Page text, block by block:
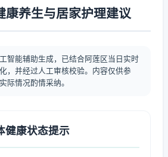
康养生与居家护理建议
智能辅助生成，已结合阿莲区当日实时
，并经过人工审核校验。内容仅供参
际情况酌情采纳。
健康状态提示